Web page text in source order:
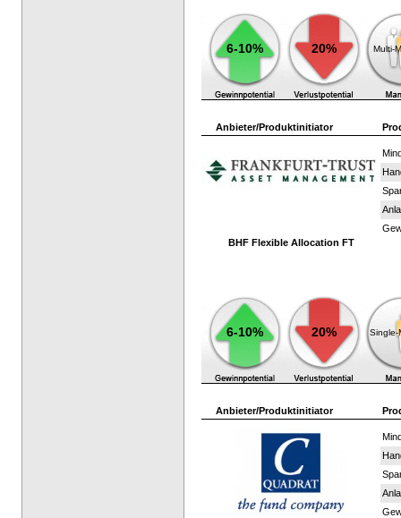
6-10% 20% Multi-
Anbieter/Produktinitiator
BHF Flexible Allocation FT
6-10% 20% Single-
Anbieter/Produktinitiator